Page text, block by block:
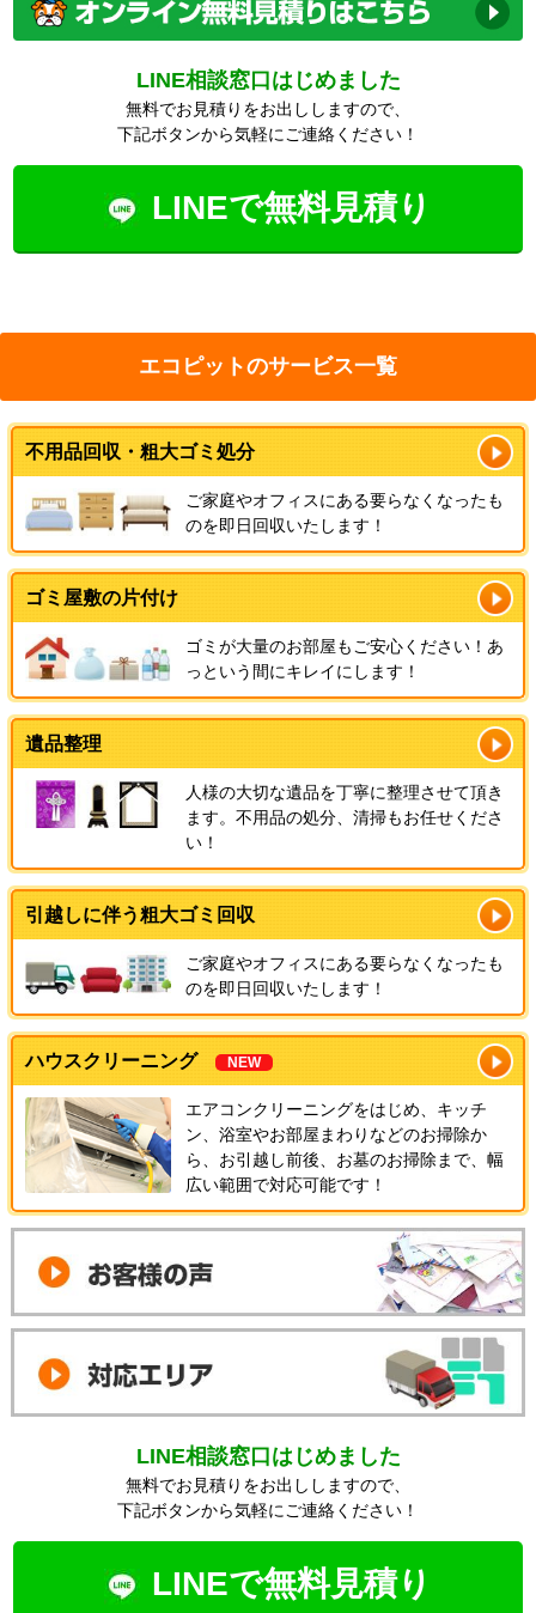
LINE相談窓口はじめました
無料でお見積りをお出ししますので、
下記ボタンから気軽にご連絡ください！
LINEで無料見積り
エコピットのサービス一覧
不用品回収・粗大ゴミ処分
ご家庭やオフィスにある要らなくなったも
のを即日回収いたします！
ゴミ屋敷の片付け
ゴミが大量のお部屋もご安心ください！あ
っという間にキレイにします！
遺品整理
人様の大切な遺品を丁寧に整理させて頂き
ます。不用品の処分、清掃もお任せくださ
い！
引越しに伴う粗大ゴミ回収
ご家庭やオフィスにある要らなくなったも
のを即日回収いたします！
ハウスクリーニング NEW
エアコンクリーニングをはじめ、キッチ
ン、浴室やお部屋まわりなどのお掃除か
ら、お引越し前後、お墓のお掃除まで、幅
広い範囲で対応可能です！
LINE相談窓口はじめました
無料でお見積りをお出ししますので、
下記ボタンから気軽にご連絡ください！
LINEで無料見積り